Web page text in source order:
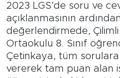
2023 LGS’de soru ve
açıklanmasının
değerlendirmede,
Ortaokulu 8. Sınıf
Çetinkaya, tüm
vererek tam puan alan
Yerel Haber
Öncü Radyo Dinle
Öncü TV İzle
Tüm Manşetler
Son Dakika Haberleri
Haber Arşivi